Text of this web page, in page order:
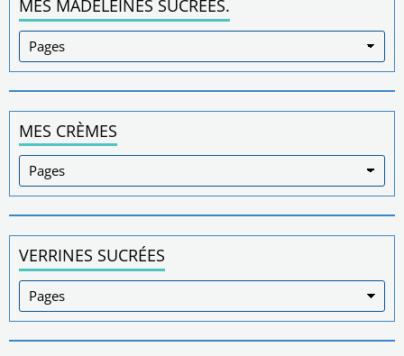
MES MADELEINES SUCRÉES.
MES CRÈMES
VERRINES SUCRÉES